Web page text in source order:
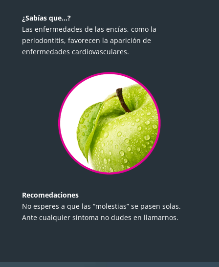
¿Sabías que…?
Las enfermedades de las encías, como la
periodontitis, favorecen la aparición de
enfermedades cardiovasculares.
Recomedaciones
No esperes a que las “molestias” se pasen solas.
Ante cualquier síntoma no dudes en llamarnos.